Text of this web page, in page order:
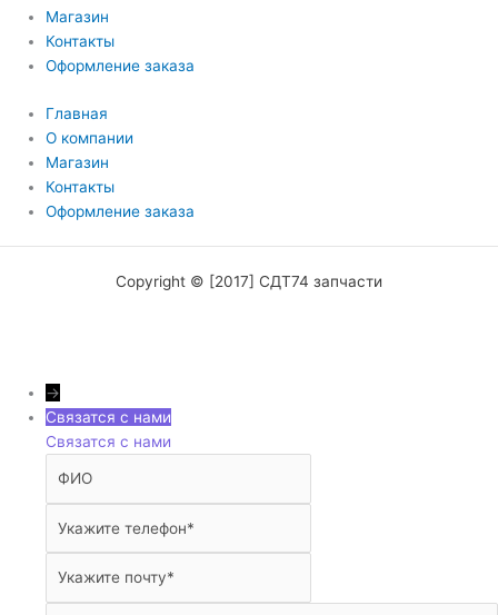
Магазин
Контакты
Оформление заказа
Главная
О компании
Магазин
Контакты
Оформление заказа
Copyright © [2017] СДТ74 запчасти
→
Связатся с нами
Связатся с нами